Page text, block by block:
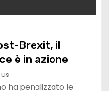
Brexit, il
è in azione
ha penalizzato le